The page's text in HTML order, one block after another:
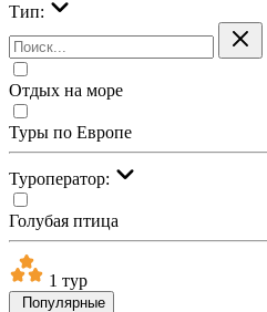
Тип:
Отдых на море
Туры по Европе
Туроператор:
Голубая птица
1 тур
Популярные